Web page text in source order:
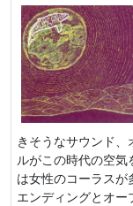
きそうなサウンド
ルがこの時代の空気
は女性のコーラス
エンディングとオ